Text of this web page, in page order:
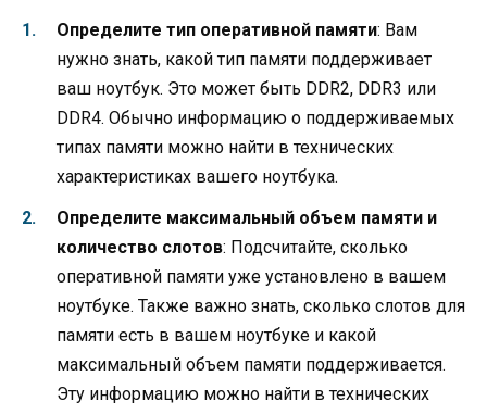
Определите тип оперативной памяти: Вам
нужно знать, какой тип памяти поддерживает
ваш ноутбук. Это может быть DDR2, DDR3 или
DDR4. Обычно информацию о поддерживаемых
типах памяти можно найти в технических
характеристиках вашего ноутбука.
Определите максимальный объем памяти и
количество слотов: Подсчитайте, сколько
оперативной памяти уже установлено в вашем
ноутбуке. Также важно знать, сколько слотов для
памяти есть в вашем ноутбуке и какой
максимальный объем памяти поддерживается.
Эту информацию можно найти в технических